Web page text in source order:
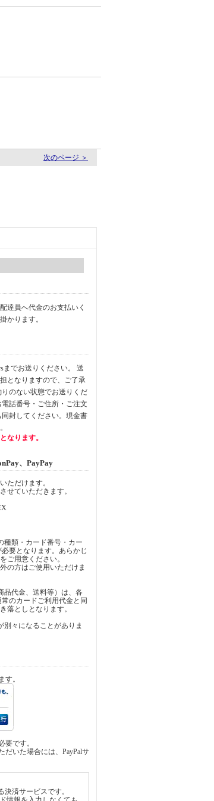
次のページ ＞
達員へ代金のお支払いく
かります。
までお送りください。 送
となりますので、ご了承
のない状態でお送りくだ
話番号・ご住所・ご注文
封してください。現金書
なります。
、PayPay
ただけます。
せていただきます。
種類・カード番号・カー
要となります。あらかじ
ご用意ください。
の方はご使用いただけま
品代金、送料等）は、各
のカードご利用代金と同
落としとなります。
別々になることがありま
す。
要です。
だいた場合には、PayPalサ
決済サービスです。